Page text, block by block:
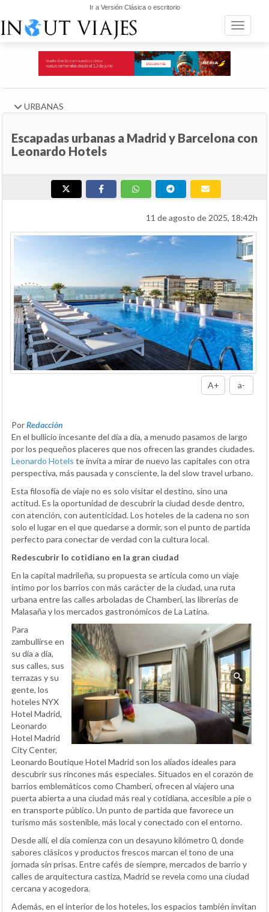
Ir a Versión Clásica o escritorio
Toggle
URBANAS
Escapadas urbanas a Madrid y Barcelona con
Leonardo Hotels
11 de agosto de 2025, 18:42h
A+ a-
PorRedacción
En el bullicio incesante del día a día, a menudo pasamos de largo
por los pequeños placeres que nos ofrecen las grandes ciudades.
Leonardo Hotels te invita a mirar de nuevo las capitales con otra
perspectiva, más pausada y consciente, la del slow travel urbano.
Esta filosofía de viaje no es solo visitar el destino, sino una
actitud. Es la oportunidad de descubrir la ciudad desde dentro,
con atención, con autenticidad. Los hoteles de la cadena no son
solo el lugar en el que quedarse a dormir, son el punto de partida
perfecto para conectar de verdad con la cultura local.
Redescubrir lo cotidiano en la gran ciudad
En la capital madrileña, su propuesta se articula como un viaje
íntimo por los barrios con más carácter de la ciudad, una ruta
urbana entre las calles arboladas de Chamberí, las librerías de
Malasaña y los mercados gastronómicos de La Latina.
Para
zambullirse en
su día a día,
sus calles, sus
terrazas y su
gente, los
hoteles NYX
Hotel Madrid,
Leonardo
Hotel Madrid
City Center,
Leonardo Boutique Hotel Madrid son los aliados ideales para
descubrir sus rincones más especiales. Situados en el corazón de
barrios emblemáticos como Chamberí, ofrecen al viajero una
puerta abierta a una ciudad más real y cotidiana, accesible a pie o
en transporte público. Un punto de partida que favorece un
turismo más sostenible, más local y conectado con el entorno.
Desde allí, el día comienza con un desayuno kilómetro 0, donde
sabores clásicos y productos frescos marcan el tono de una
jornada sin prisas. Entre cafés de siempre, mercados de barrio y
calles de arquitectura castiza, Madrid se revela como una ciudad
cercana y acogedora.
Además, en el interior de los hoteles, los espacios también invitan